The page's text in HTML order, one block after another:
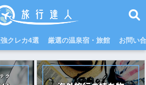
クレカ4選 厳選の温泉宿・旅館 お問い